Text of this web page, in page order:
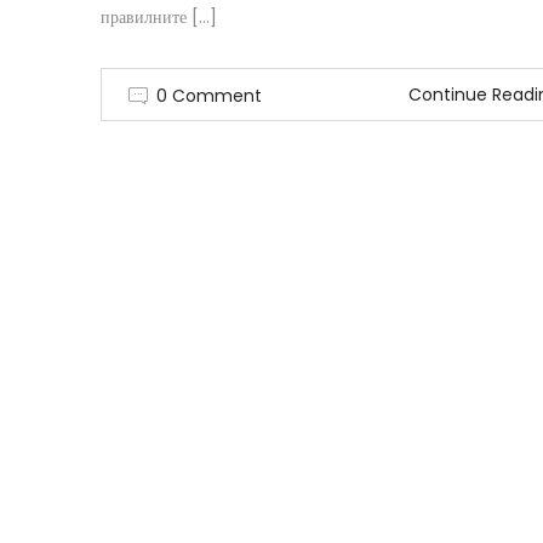
правилните […]
0 Comment Continue